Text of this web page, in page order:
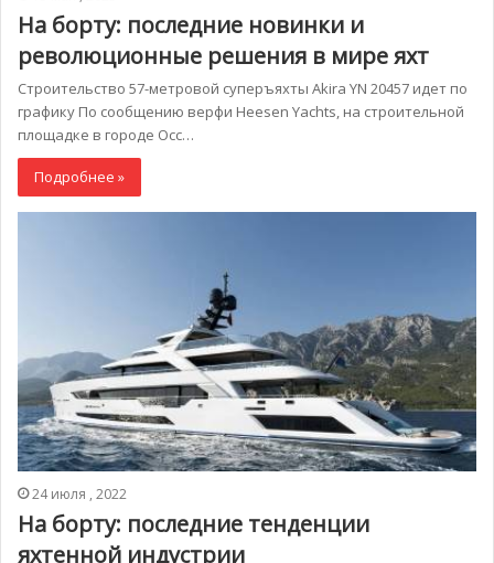
На борту: последние новинки и
революционные решения в мире яхт
Строительство 57-метровой суперъяхты Akira YN 20457 идет по
графику По сообщению верфи Heesen Yachts, на строительной
площадке в городе Осс…
Подробнее »
24 июля , 2022
На борту: последние тенденции
яхтенной индустрии